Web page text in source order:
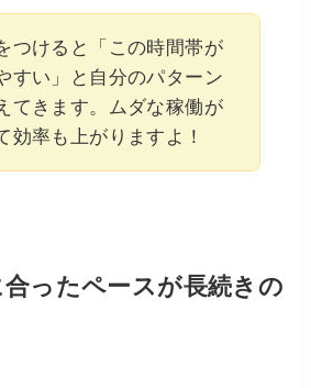
つけると「この時間帯が
すい」と自分のパターン
てきます。ムダな稼働が
効率も上がりますよ！
ったペースが長続きの